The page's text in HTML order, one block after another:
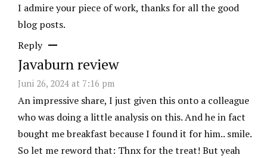
I admire your piece of work, thanks for all the good
blog posts.
Reply
Javaburn review
Juni 26, 2024 at 7:16 pm
An impressive share, I just given this onto a colleague
who was doing a little analysis on this. And he in fact
bought me breakfast because I found it for him.. smile.
So let me reword that: Thnx for the treat! But yeah